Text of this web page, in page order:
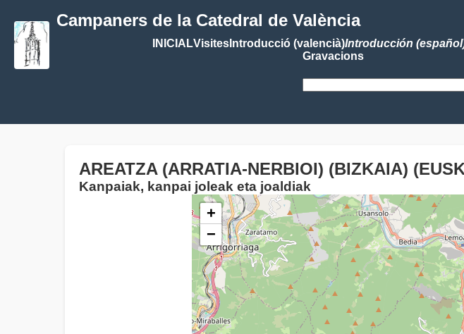
Campaners de la Catedral de València
INICIALVisitesIntroducció (valencià)Introducción
Gravacions
AREATZA (ARRATIA-NERBIOI) (BIZKAIA)
Kanpaiak, kanpai joleak eta joaldiak
+
−